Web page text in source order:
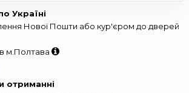
Україні
Нової Пошти або кур'єром до дверей
м.Полтава
отриманні